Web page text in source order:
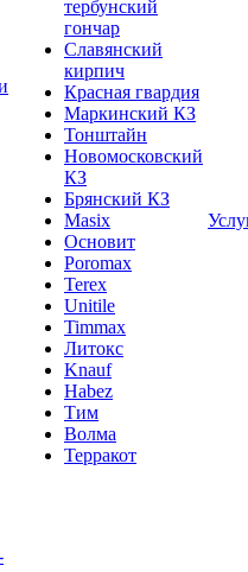
тербунский
гончар
Славянский
кирпич
Красная гвардия
Маркинский КЗ
Тонштайн
Новомосковский
КЗ
Брянский КЗ
Masix
Основит
Poromax
Terex
Unitile
Timmax
Литокс
Knauf
Habez
Тим
Волма
Терракот